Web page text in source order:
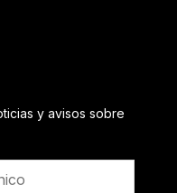
y avisos sobre